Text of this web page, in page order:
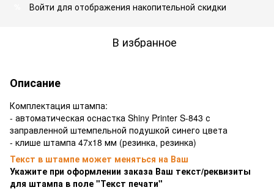
Войти для отображения накопительной скидки
В избранное
Описание
Комплектация штампа:
- автоматическая оснастка Shiny Printer S-843 с
заправленной штемпельной подушкой синего цвета
- клише штампа 47x18 мм (резинка, резинка)
Текст в штампе может меняться на Ваш
Укажите при оформлении заказа Ваш текст/реквизиты
для штампа в поле "Текст печати"